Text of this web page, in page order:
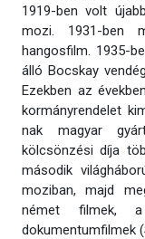
1919-ben volt
mozi. 1931-ben
hangosfilm. 1935-
álló Bocskay
Ezekben az
kormányrendelet
nak magyar
kölcsönzési díja
második
moziban, majd
német filmek,
dokumentumfilmek